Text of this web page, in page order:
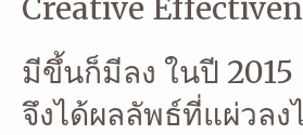
Creative
มีขึ้นก็มีลง ในปี
จึงได้ผลลัพธ์ที่แผ่วล